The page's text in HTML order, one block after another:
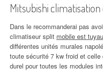
Mitsubishi
Dans le recommanderai pas
climatiseur split mobile est
différentes unités murales
toute sécurité 7 kw froid et celle
durel pour toutes les modules